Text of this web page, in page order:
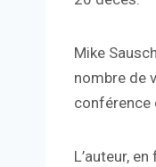
Mike
nombre de
conférence
L’auteur,